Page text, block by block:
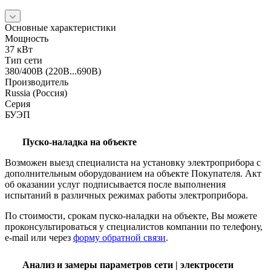
Основные характеристики
Мощность
37 кВт
Тип сети
380/400В (220В...690В)
Производитель
Russia (Россия)
Серия
БУЭП
Пуско-наладка на объекте
Возможен выезд специалиста на установку электроприбора с
дополнительным оборудованием на объекте Покупателя. Акт
об оказании услуг подписывается после выполнения
испытаний в различных режимах работы электроприбора.
По стоимости, срокам пуско-наладки на объекте, Вы можете
проконсультироваться у специалистов компании по телефону,
e-mail или через форму обратной связи.
Анализ и замеры параметров сети | электросети